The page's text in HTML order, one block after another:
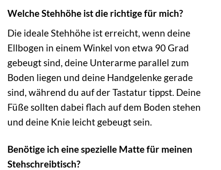
Welche Stehhöhe ist die richtige für mich?
Die ideale Stehhöhe ist erreicht, wenn deine
Ellbogen in einem Winkel von etwa 90 Grad
gebeugt sind, deine Unterarme parallel zum
Boden liegen und deine Handgelenke gerade
sind, während du auf der Tastatur tippst. Deine
Füße sollten dabei flach auf dem Boden stehen
und deine Knie leicht gebeugt sein.
Benötige ich eine spezielle Matte für meinen
Stehschreibtisch?